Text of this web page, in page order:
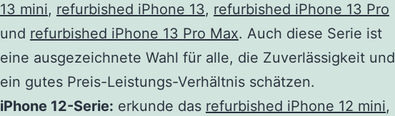
13 mini, refurbished iPhone 13, refurbished iPhone 13 Pro
und refurbished iPhone 13 Pro Max. Auch diese Serie ist
eine ausgezeichnete Wahl für alle, die Zuverlässigkeit und
ein gutes Preis-Leistungs-Verhältnis schätzen.
iPhone 12-Serie: erkunde das refurbished iPhone 12 mini,